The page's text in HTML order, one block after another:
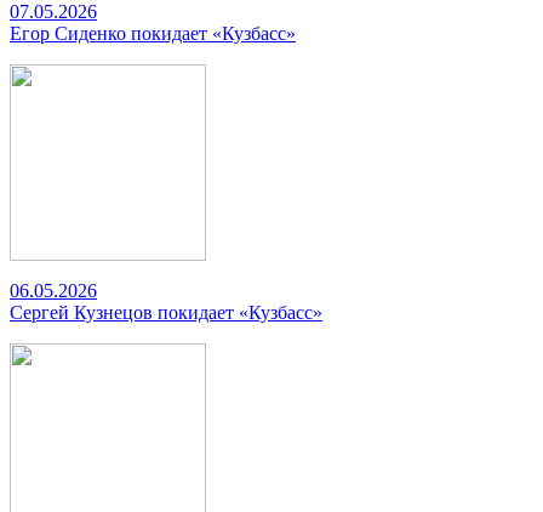
07.05.2026
Егор Сиденко покидает «Кузбасс»
06.05.2026
Сергей Кузнецов покидает «Кузбасс»